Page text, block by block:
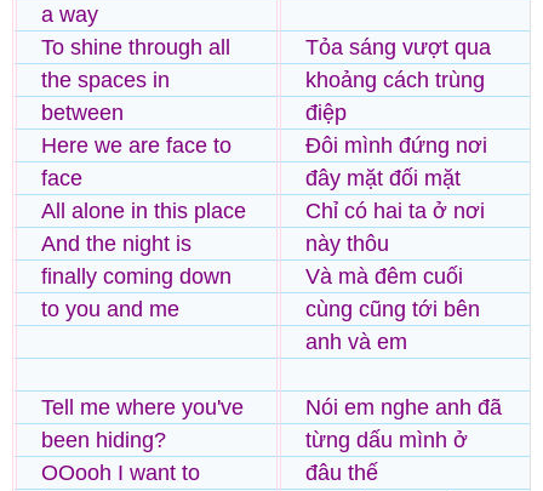
a way
To shine through all
the spaces in
between
Here we are face to
face
All alone in this place
And the night is
finally coming down
to you and me
Tell me where you've
been hiding?
OOooh I want to
Tỏa sáng vượt qua
khoảng cách trùng
điệp
Đôi mình đứng nơi
đây mặt đối mặt
Chỉ có hai ta ở nơi
này thôu
Và mà đêm cuối
cùng cũng tới bên
anh và em
Nói em nghe anh đã
từng dấu mình ở
đâu thế